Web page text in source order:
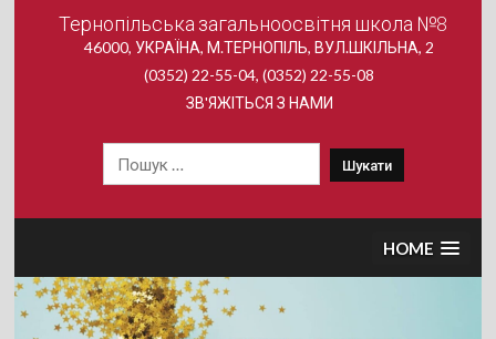
Тернопільська загальноосвітня школа №8
46000, УКРАЇНА, М.ТЕРНОПІЛЬ, ВУЛ.ШКІЛЬНА, 2
(0352) 22-55-04, (0352) 22-55-08
ЗВ'ЯЖІТЬСЯ З НАМИ
HOME